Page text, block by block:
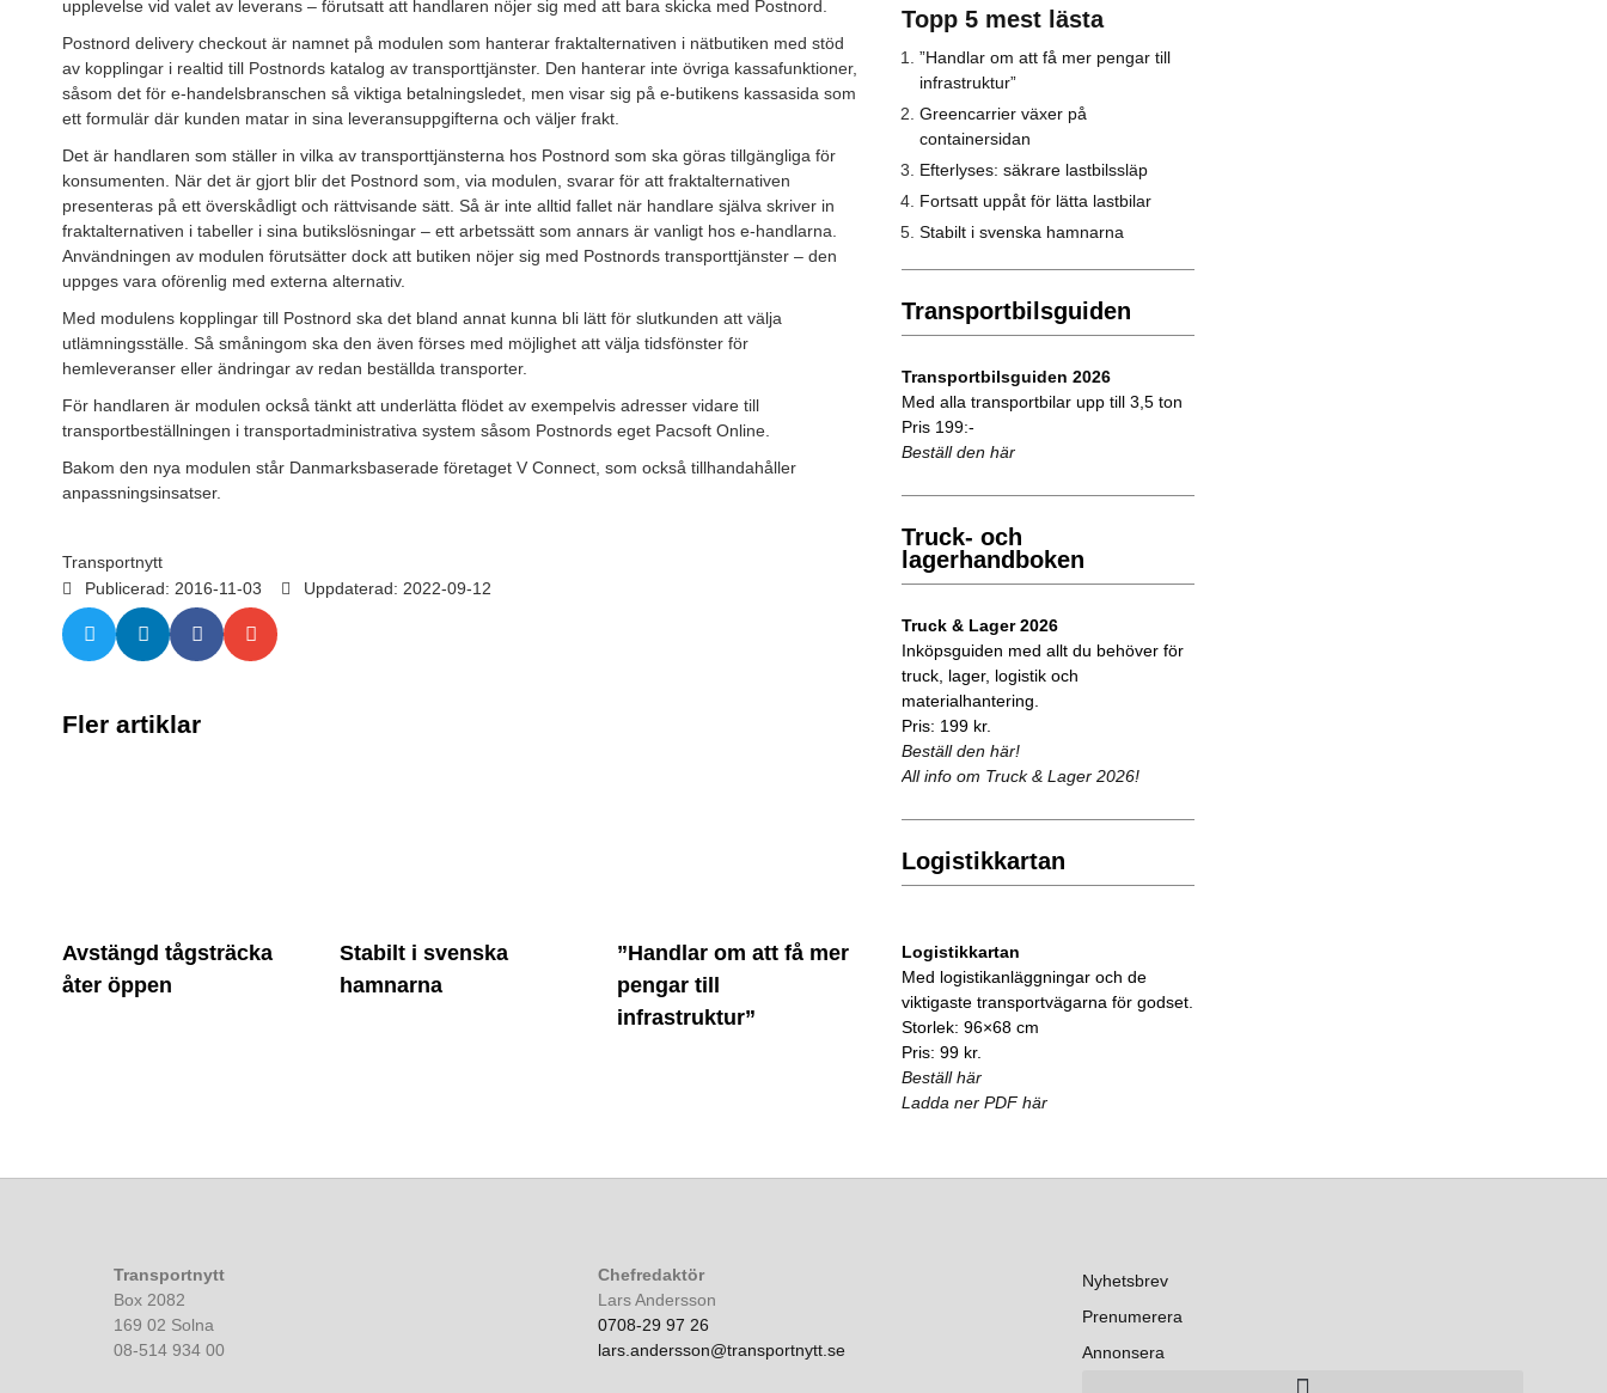
upplevelse vid valet av leverans – förutsatt att handlaren nöjer sig med att bara skicka med Postnord.
Postnord delivery checkout är namnet på modulen som hanterar fraktalternativen i nätbutiken med stöd
av kopplingar i realtid till Postnords katalog av transporttjänster. Den hanterar inte övriga kassafunktioner,
såsom det för e-handelsbranschen så viktiga betalningsledet, men visar sig på e-butikens kassasida som
ett formulär där kunden matar in sina leveransuppgifterna och väljer frakt.
Det är handlaren som ställer in vilka av transporttjänsterna hos Postnord som ska göras tillgängliga för
konsumenten. När det är gjort blir det Postnord som, via modulen, svarar för att fraktalternativen
presenteras på ett överskådligt och rättvisande sätt. Så är inte alltid fallet när handlare själva skriver in
fraktalternativen i tabeller i sina butikslösningar – ett arbetssätt som annars är vanligt hos e-handlarna.
Användningen av modulen förutsätter dock att butiken nöjer sig med Postnords transporttjänster – den
uppges vara oförenlig med externa alternativ.
Med modulens kopplingar till Postnord ska det bland annat kunna bli lätt för slutkunden att välja
utlämningsställe. Så småningom ska den även förses med möjlighet att välja tidsfönster för
hemleveranser eller ändringar av redan beställda transporter.
För handlaren är modulen också tänkt att underlätta flödet av exempelvis adresser vidare till
transportbeställningen i transportadministrativa system såsom Postnords eget Pacsoft Online.
Bakom den nya modulen står Danmarksbaserade företaget V Connect, som också tillhandahåller
anpassningsinsatser.
Transportnytt
Publicerad: 2016-11-03 Uppdaterad: 2022-09-12
Fler artiklar
Avstängd tågsträcka
åter öppen
Stabilt i svenska
hamnarna
”Handlar om att få mer
pengar till
infrastruktur”
Topp 5 mest lästa
”Handlar om att få mer pengar till
infrastruktur”
Greencarrier växer på
containersidan
Efterlyses: säkrare lastbilssläp
Fortsatt uppåt för lätta lastbilar
Stabilt i svenska hamnarna
Transportbilsguiden
Transportbilsguiden 2026
Med alla transportbilar upp till 3,5 ton
Pris 199:-
Beställ den här
Truck- och
lagerhandboken
Truck & Lager 2026
Inköpsguiden med allt du behöver för
truck, lager, logistik och
materialhantering.
Pris: 199 kr.
Beställ den här!
All info om Truck & Lager 2026!
Logistikkartan
Logistikkartan
Med logistikanläggningar och de
viktigaste transportvägarna för godset.
Storlek: 96×68 cm
Pris: 99 kr.
Beställ här
Ladda ner PDF här
Transportnytt
Box 2082
169 02 Solna
08-514 934 00
Chefredaktör
Lars Andersson
0708-29 97 26
lars.andersson@transportnytt.se
Nyhetsbrev
Prenumerera
Annonsera